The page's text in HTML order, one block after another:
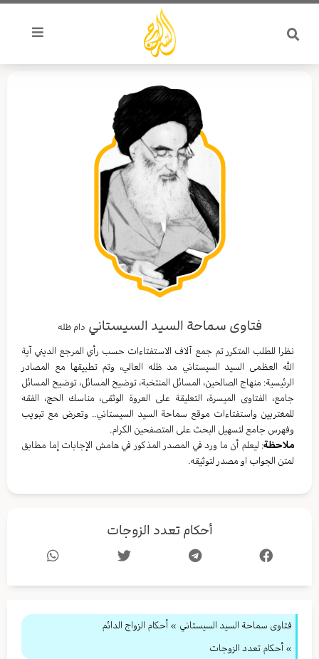
تخطي
المحتوى
فتاوى سماحة السيد السيستاني دام ظله
نظرا للطلب المتكرر تم جمع آلاف الاستفتاءات حسب رأي المرجع الديني آية
الله العظمى السيد السيستاني مد ظله العالي، وتم تطبيقها مع المصادر
الرئيسية: منهاج الصالحين، المسائل المنتخبة، توضيح المسائل، توضيح المسائل
جامع، الفتاوى الميسرة، التعليقة على العروة الوثقى، مناسك الحج، الفقه
للمغتربين واستفتاءات موقع سماحة السيد السيستاني.. وتعرض مع تبويب
وفهرس جامع لتسهيل البحث على المتصفحين الكرام.
ملاحظة: ليعلم أن ما ورد في المصدر المذكور في هامش الإجابات إما مطابق
لمتن الجواب او مصدر لتوثيقه.
أحكام تعدد الزوجات
فتاوى سماحة السيد السيستاني » أحكام الزواج الدائم
» أحكام تعدد الزوجات